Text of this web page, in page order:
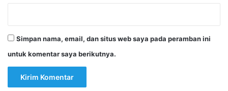
Simpan nama, email, dan situs web saya pada peramban ini
untuk komentar saya berikutnya.